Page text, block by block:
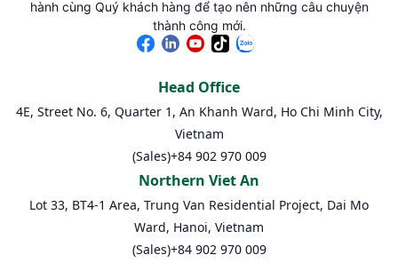
hành cùng Quý khách hàng để tạo nên những câu chuyện
thành công mới.
Head Office
4E, Street No. 6, Quarter 1, An Khanh Ward, Ho Chi Minh City,
Vietnam
(Sales)+84 902 970 009
Northern Viet An
Lot 33, BT4-1 Area, Trung Van Residential Project, Dai Mo
Ward, Hanoi, Vietnam
(Sales)+84 902 970 009